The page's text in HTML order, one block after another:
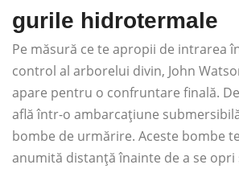
gurile hidrotermale
Pe măsură ce te apropii de intrarea
control al arborelui divin, John
apare pentru o confruntare finală.
află într-o ambarcațiune
bombe de urmărire. Aceste bombe
anumită distanță înainte de a se opri